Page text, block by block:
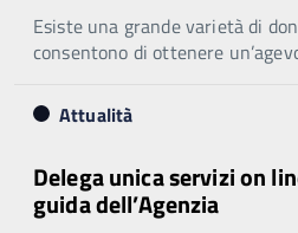
Esiste una grande varietà di
consentono di ottenere
Attualità
Delega unica servizi on
guida dell’Agenzia